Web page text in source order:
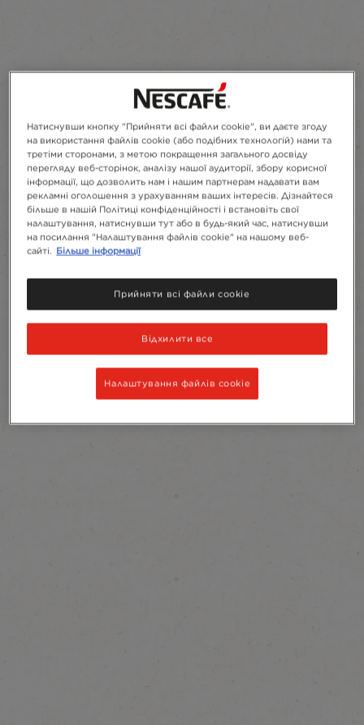
Натиснувши кнопку "Прийняти всі файли cookie", ви даєте згоду
на використання файлів cookie (або подібних технологій) нами та
третіми сторонами, з метою покращення загального досвіду
перегляду веб-сторінок, аналізу нашої аудиторії, збору корисної
інформації, що дозволить нам і нашим партнерам надавати вам
рекламні оголошення з урахуванням ваших інтересів. Дізнайтеся
більше в нашій Політиці конфіденційності і встановіть свої
налаштування, натиснувши тут або в будь-який час, натиснувши
на посилання "Налаштування файлів cookie" на нашому веб-
сайті. Більше інформації
Відхилити все
Прийняти всі файли cookie
Налаштування файлів cookie